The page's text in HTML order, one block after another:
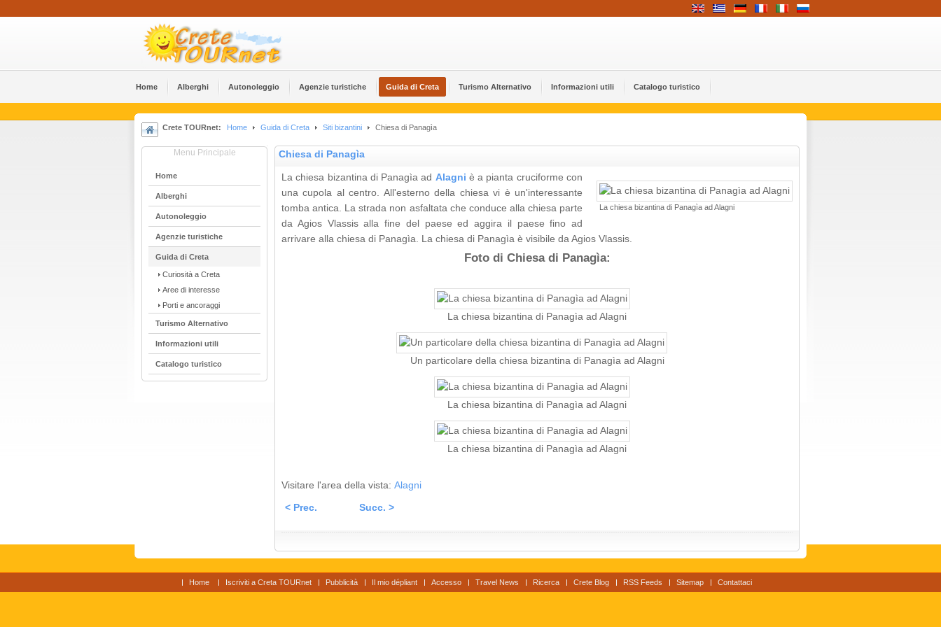
Home Alberghi Αutonoleggio Agenzie turistiche Guida di Creta Turismo Alternativo Informazioni utili Catalogo turistico
Crete TOURnet: Home Guida di Creta Siti bizantini Chiesa di Panagìa
Menu Principale
Home
Alberghi
Αutonoleggio
Agenzie turistiche
Guida di Creta
Curiosità a Creta
Aree di interesse
Porti e ancoraggi
Turismo Alternativo
Informazioni utili
Catalogo turistico
Chiesa di Panagìa
La chiesa bizantina di Panagìa ad Alagni
La chiesa bizantina di Panagìa ad Alagni è a pianta cruciforme con
una cupola al centro. All'esterno della chiesa vi è un'interessante
tomba antica. La strada non asfaltata che conduce alla chiesa parte
da Agios Vlassis alla fine del paese ed aggira il paese fino ad
arrivare alla chiesa di Panagìa. La chiesa di Panagìa è visibile da Agios Vlassis.
Foto di Chiesa di Panagìa:
La chiesa bizantina di Panagìa ad Alagni
Un particolare della chiesa bizantina di Panagìa ad Alagni
La chiesa bizantina di Panagìa ad Alagni
La chiesa bizantina di Panagìa ad Alagni
Visitare l'area della vista: Alagni
< Prec. Succ. >
Home Iscriviti a Creta TOURnet Pubblicità Il mio dépliant Accesso Travel News Ricerca Crete Blog RSS Feeds Sitemap Contattaci